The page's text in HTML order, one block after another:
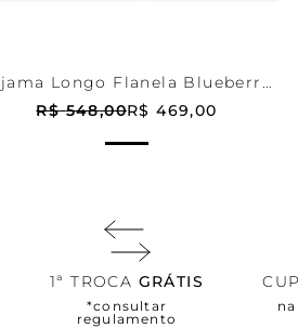
Longo Flanela Blueberry
Masculino
R$ 548,00R$ 469,00
1ª TROCA GRÁTIS
*consultar
regulamento